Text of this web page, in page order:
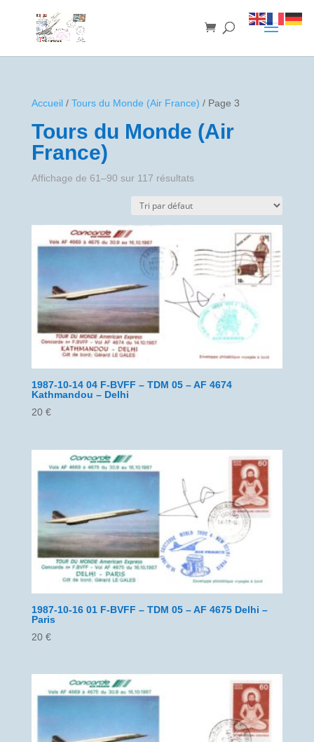
Accueil/ Tours du Monde (Air France) / Page 3
Tours du Monde (Air
France)
Affichage de 61–90 sur 117 résultats
1987-10-14 04 F-BVFF – TDM 05 – AF 4674
Kathmandou – Delhi
20 €
1987-10-16 01 F-BVFF – TDM 05 – AF 4675 Delhi –
Paris
20 €